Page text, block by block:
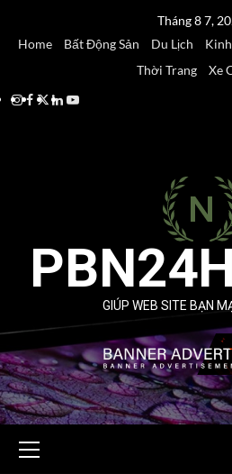
Tháng 8 7,
Home
Bất Động Sản Du Lịch
Thời Trang
Xe
Instagram
Facebook
Twitter
Linkedin
Youtube
GIÚP WEB SITE BẠN
Menu